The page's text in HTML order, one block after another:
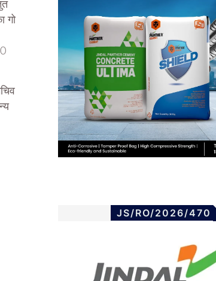
गो
JS/RO/2026/470